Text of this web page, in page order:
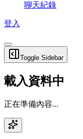
聊天紀錄
登入
Toggle Sidebar
載入資料中
正在準備內容...